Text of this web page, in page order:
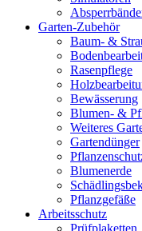
Garten-Zubehör
Baum- &
Rasenpflege
Bewässerung
Blumen- &
Weiteres
Gartendünger
Blumenerde
Pflanzgefäße
Arbeitsschutz
Prüfplaketten